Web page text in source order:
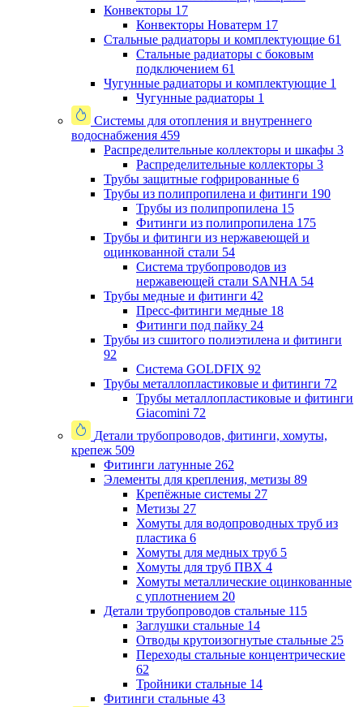
Конвекторы 17
Конвекторы Новатерм 17
Стальные радиаторы и комплектующие 61
Стальные радиаторы с боковым
подключением 61
Чугунные радиаторы и комплектующие 1
Чугунные радиаторы 1
Системы для отопления и внутреннего
водоснабжения 459
Распределительные коллекторы и шкафы 3
Распределительные коллекторы 3
Трубы защитные гофрированные 6
Трубы из полипропилена и фитинги 190
Трубы из полипропилена 15
Фитинги из полипропилена 175
Трубы и фитинги из нержавеющей и
оцинкованной стали 54
Система трубопроводов из
нержавеющей стали SANHA 54
Трубы медные и фитинги 42
Пресс-фитинги медные 18
Фитинги под пайку 24
Трубы из сшитого полиэтилена и фитинги
92
Система GOLDFIX 92
Трубы металлопластиковые и фитинги 72
Трубы металлопластиковые и фитинги
Giacomini 72
Детали трубопроводов, фитинги, хомуты,
крепеж 509
Фитинги латунные 262
Элементы для крепления, метизы 89
Крепёжные системы 27
Метизы 27
Хомуты для водопроводных труб из
пластика 6
Хомуты для медных труб 5
Хомуты для труб ПВХ 4
Хомуты металлические оцинкованные
с уплотнением 20
Детали трубопроводов стальные 115
Заглушки стальные 14
Отводы крутоизогнутые стальные 25
Переходы стальные концентрические
62
Тройники стальные 14
Фитинги стальные 43